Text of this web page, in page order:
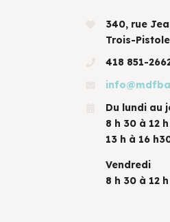
340, rue
Trois-
418 851-
Du lundi au
8 h 30 à 12 h
13 h à 16
Vendredi
8 h 30 à 12 h